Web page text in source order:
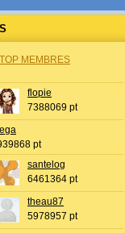
TOP MEMBRES
flopie
7388069 pt
pt
santelog
6461364 pt
theau87
5978957 pt